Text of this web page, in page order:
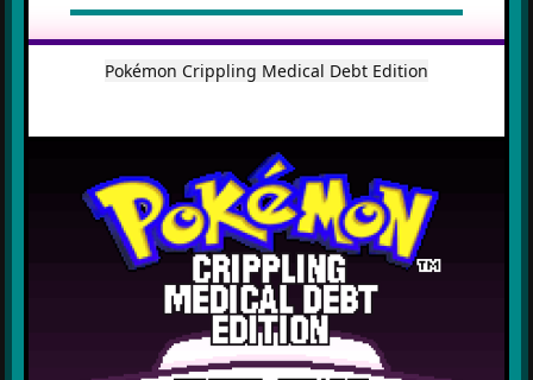
Pokémon Crippling Medical Debt Edition